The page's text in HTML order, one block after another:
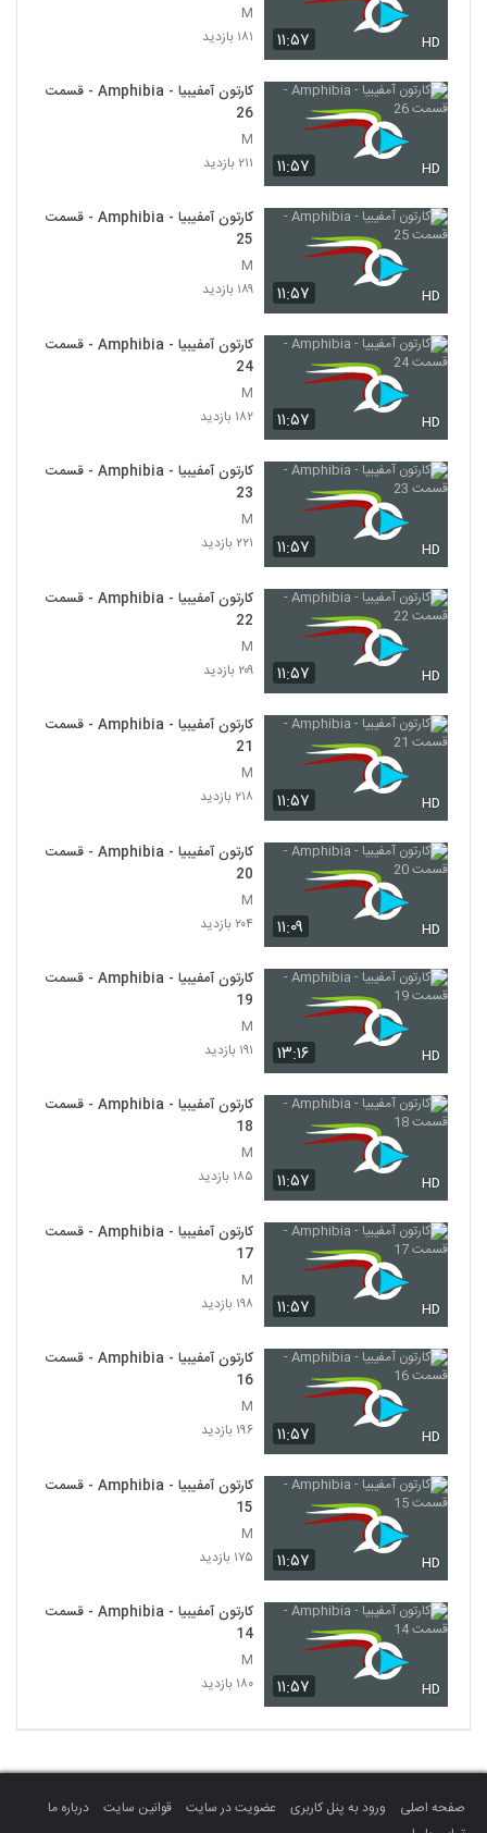
۱۱:۵۷ HD
M
۱۸۱ بازدید
۱۱:۵۷ HD
کارتون آمفیبیا - Amphibia - قسمت
26
M
۲۱۱ بازدید
۱۱:۵۷ HD
کارتون آمفیبیا - Amphibia - قسمت
25
M
۱۸۹ بازدید
۱۱:۵۷ HD
کارتون آمفیبیا - Amphibia - قسمت
24
M
۱۸۲ بازدید
۱۱:۵۷ HD
کارتون آمفیبیا - Amphibia - قسمت
23
M
۲۲۱ بازدید
۱۱:۵۷ HD
کارتون آمفیبیا - Amphibia - قسمت
22
M
۲۰۹ بازدید
۱۱:۵۷ HD
کارتون آمفیبیا - Amphibia - قسمت
21
M
۲۱۸ بازدید
۱۱:۰۹ HD
کارتون آمفیبیا - Amphibia - قسمت
20
M
۲۰۴ بازدید
۱۳:۱۶ HD
کارتون آمفیبیا - Amphibia - قسمت
19
M
۱۹۱ بازدید
۱۱:۵۷ HD
کارتون آمفیبیا - Amphibia - قسمت
18
M
۱۸۵ بازدید
۱۱:۵۷ HD
کارتون آمفیبیا - Amphibia - قسمت
17
M
۱۹۸ بازدید
۱۱:۵۷ HD
کارتون آمفیبیا - Amphibia - قسمت
16
M
۱۹۶ بازدید
۱۱:۵۷ HD
کارتون آمفیبیا - Amphibia - قسمت
15
M
۱۷۵ بازدید
۱۱:۵۷ HD
کارتون آمفیبیا - Amphibia - قسمت
14
M
۱۸۰ بازدید
صفحه اصلی ورود به پنل کاربری عضویت در سایت قوانین سایت
درباره ما